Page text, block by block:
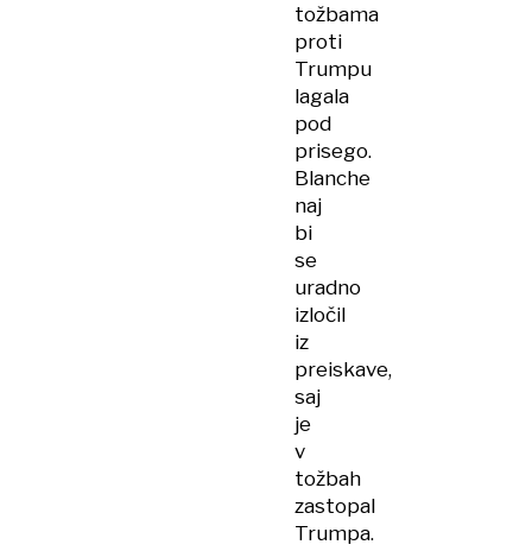
tožbama
proti
Trumpu
lagala
pod
prisego.
Blanche
naj
bi
se
uradno
izločil
iz
preiskave,
saj
je
v
tožbah
zastopal
Trumpa.